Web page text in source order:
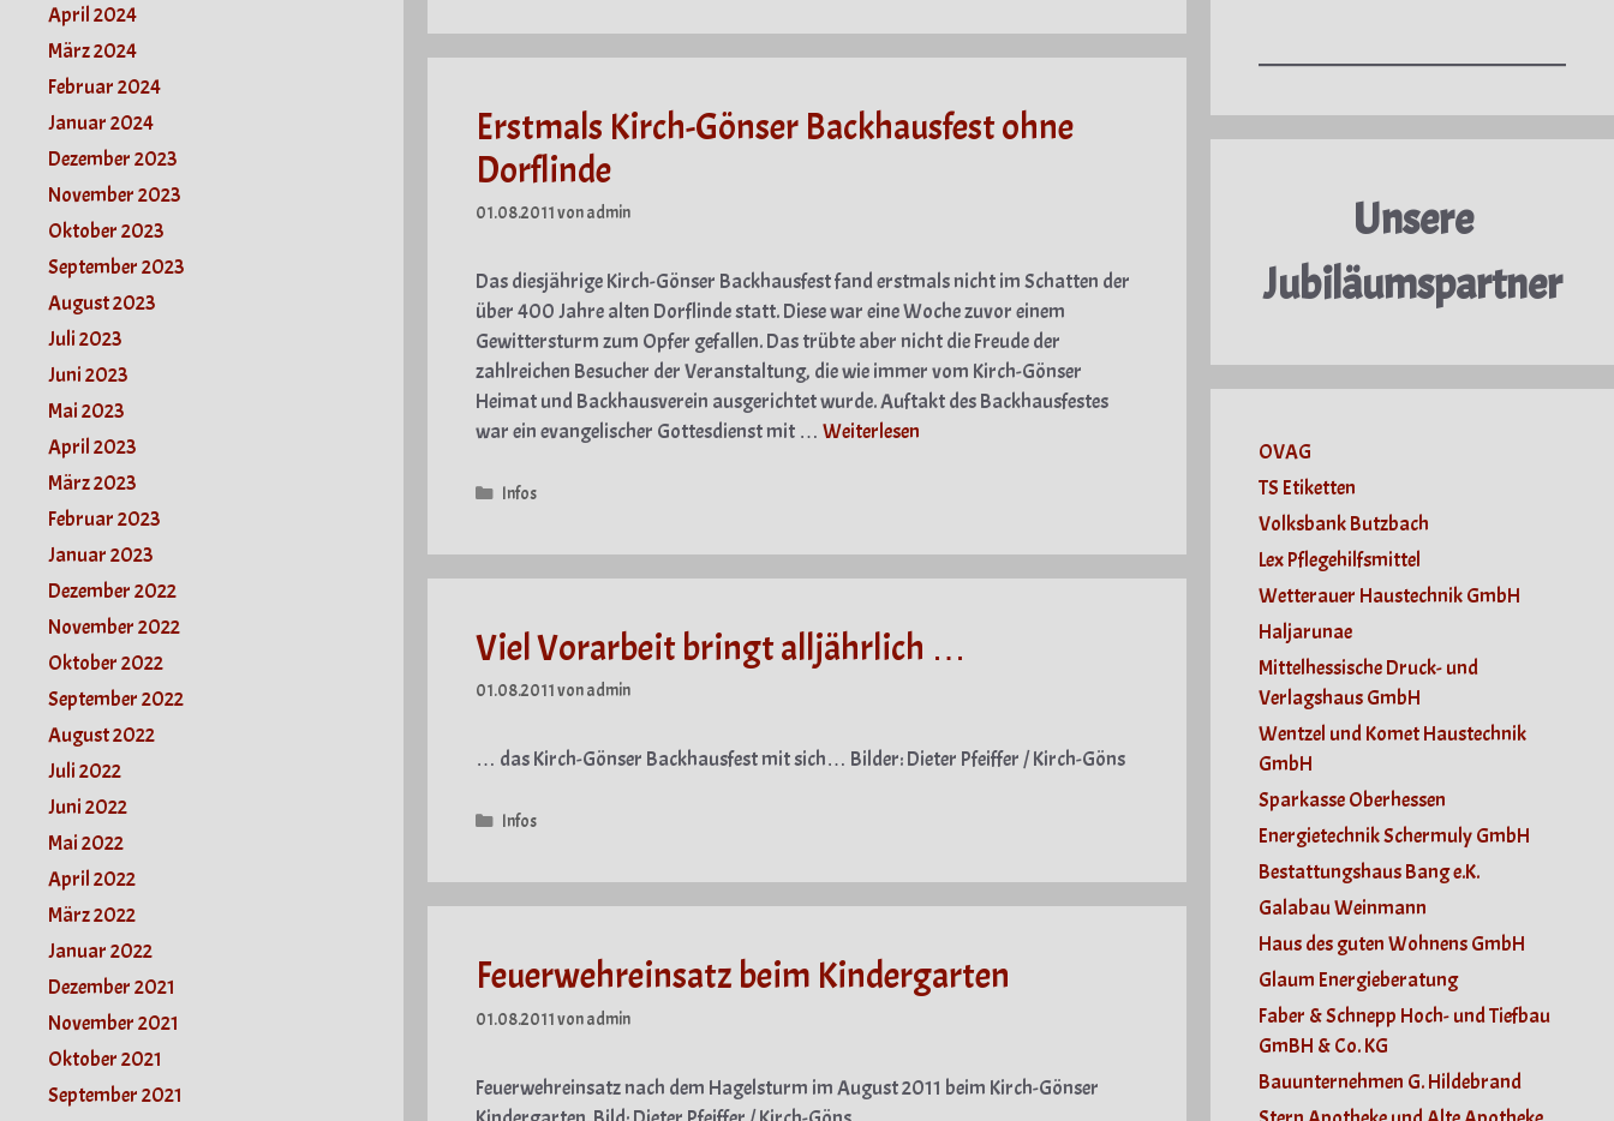
Erstmals Kirch-Gönser Backhausfest ohne
Dorflinde
01.08.2011vonadmin
Das diesjährige Kirch-Gönser Backhausfest fand erstmals nicht im Schatten der
über 400 Jahre alten Dorflinde statt. Diese war eine Woche zuvor einem
Gewittersturm zum Opfer gefallen. Das trübte aber nicht die Freude der
zahlreichen Besucher der Veranstaltung, die wie immer vom Kirch-Gönser
Heimat­ und Backhausverein ausgerichtet wurde. Auftakt des Backhausfestes
war ein evangelischer Gottesdienst mit … Weiterlesen
Kategorien
Infos
Viel Vorarbeit bringt alljährlich …
01.08.2011vonadmin
… das Kirch-Gönser Backhausfest mit sich… Bilder: Dieter Pfeiffer / Kirch-Göns
Kategorien
Infos
Feuerwehreinsatz beim Kindergarten
01.08.2011vonadmin
Feuerwehreinsatz nach dem Hagelsturm im August 2011 beim Kirch-Gönser
April 2024
März 2024
Februar 2024
Januar 2024
Dezember 2023
November 2023
Oktober 2023
September 2023
August 2023
Juli 2023
Juni 2023
Mai 2023
April 2023
März 2023
Februar 2023
Januar 2023
Dezember 2022
November 2022
Oktober 2022
September 2022
August 2022
Juli 2022
Juni 2022
Mai 2022
April 2022
März 2022
Januar 2022
Dezember 2021
November 2021
Oktober 2021
September 2021
Unsere
Jubiläumspartner
OVAG
TS Etiketten
Volksbank Butzbach
Lex Pflegehilfsmittel
Wetterauer Haustechnik GmbH
Haljarunae
Mittelhessische Druck- und
Verlagshaus GmbH
Wentzel und Komet Haustechnik
GmbH
Sparkasse Oberhessen
Energietechnik Schermuly GmbH
Bestattungshaus Bang e.K.
Galabau Weinmann
Haus des guten Wohnens GmbH
Glaum Energieberatung
Faber & Schnepp Hoch- und Tiefbau
GmBH & Co. KG
Bauunternehmen G. Hildebrand